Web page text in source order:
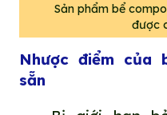
Sản phẩm bể
được
Nhược điểm của
sẵn